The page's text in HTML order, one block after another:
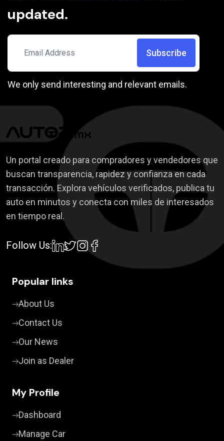
updated.
Subscribe
We only send interesting and relevant emails.
Un portal creado para compradores y vendedores que
buscan transparencia, rapidez y confianza en cada
transacción. Explora vehículos verificados, publica tu
auto en minutos y conecta con miles de interesados
en tiempo real.
Follow Us:
Popular links
About Us
Contact Us
Our News
Join as Dealer
My Profile
Dashboard
Manage Car